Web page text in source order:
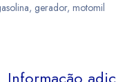
, gerador, motomil